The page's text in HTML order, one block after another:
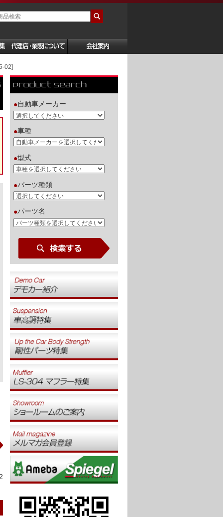
02]
●自動車メーカー
●車種
●型式
●パーツ種類
●パーツ名